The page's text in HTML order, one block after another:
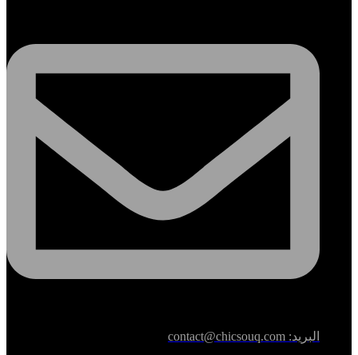
البريد: contact@chicsouq.com